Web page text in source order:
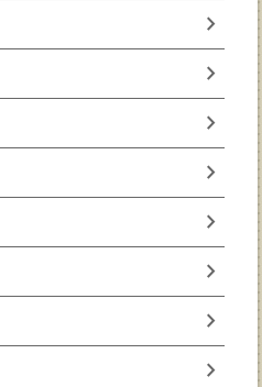
chevron_right
chevron_right
chevron_right
chevron_right
chevron_right
chevron_right
chevron_right
chevron_right